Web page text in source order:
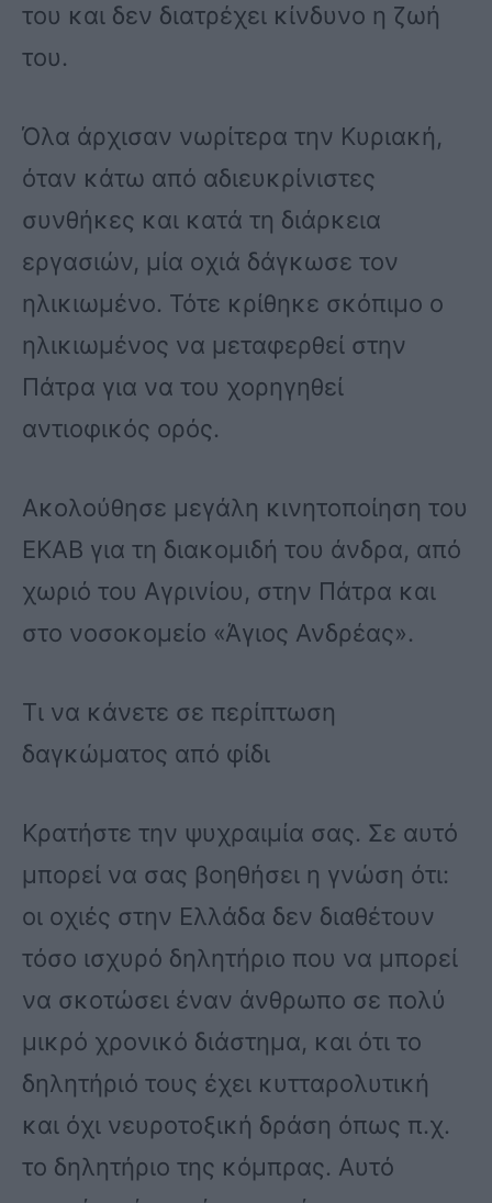
του και δεν διατρέχει κίνδυνο η ζωή
του.
Όλα άρχισαν νωρίτερα την Κυριακή,
όταν κάτω από αδιευκρίνιστες
συνθήκες και κατά τη διάρκεια
εργασιών, μία οχιά δάγκωσε τον
ηλικιωμένο. Τότε κρίθηκε σκόπιμο ο
ηλικιωμένος να μεταφερθεί στην
Πάτρα για να του χορηγηθεί
αντιοφικός ορός.
Ακολούθησε μεγάλη κινητοποίηση του
ΕΚΑΒ για τη διακομιδή του άνδρα, από
χωριό του Αγρινίου, στην Πάτρα και
στο νοσοκομείο «Άγιος Ανδρέας».
Τι να κάνετε σε περίπτωση
δαγκώματος από φίδι
Κρατήστε την ψυχραιμία σας. Σε αυτό
μπορεί να σας βοηθήσει η γνώση ότι:
οι οχιές στην Ελλάδα δεν διαθέτουν
τόσο ισχυρό δηλητήριο που να μπορεί
να σκοτώσει έναν άνθρωπο σε πολύ
μικρό χρονικό διάστημα, και ότι το
δηλητήριό τους έχει κυτταρολυτική
και όχι νευροτοξική δράση όπως π.χ.
το δηλητήριο της κόμπρας. Αυτό